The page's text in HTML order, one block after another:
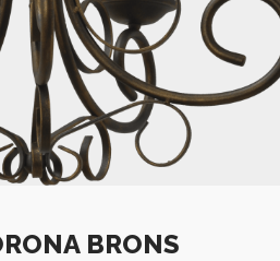
BRONS